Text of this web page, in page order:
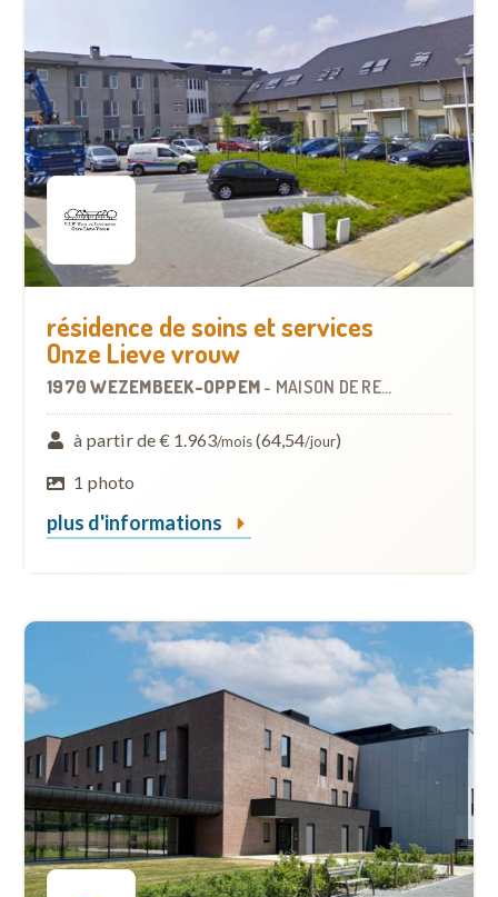
résidence de soins et services
Onze Lieve vrouw
1970 WEZEMBEEK-OPPEM - MAISON DE REPOS
à partir de € 1.963/mois(64,54/jour)
1 photo
plus d'informations